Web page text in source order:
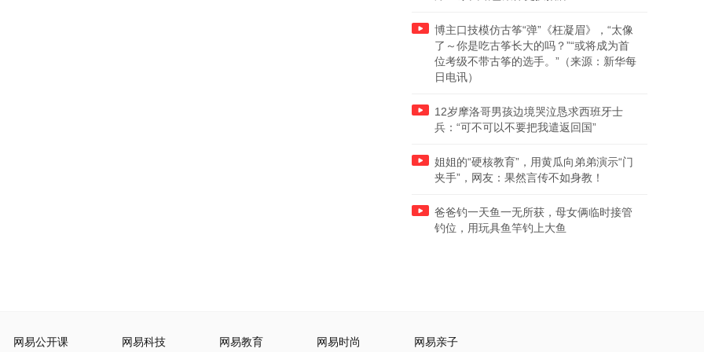
博主口技模仿古筝“弹”《枉凝眉》，“太像
了～你是吃古筝长大的吗？”“或将成为首
位考级不带古筝的选手。”（来源：新华每
日电讯）
12岁摩洛哥男孩边境哭泣恳求西班牙士
兵：“可不可以不要把我遣返回国”
姐姐的“硬核教育”，用黄瓜向弟弟演示“门
夹手”，网友：果然言传不如身教！
爸爸钓一天鱼一无所获，母女俩临时接管
钓位，用玩具鱼竿钓上大鱼
网易公开课 网易科技 网易教育 网易时尚 网易亲子